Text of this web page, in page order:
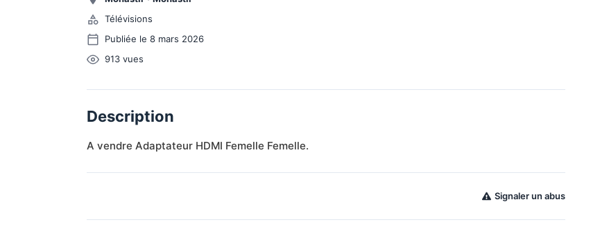
Télévisions
Publiée le 8 mars 2026
913vues
Description
A vendre Adaptateur HDMI Femelle Femelle.
Signaler un abus